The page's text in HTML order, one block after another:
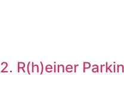
2. R(h)einer